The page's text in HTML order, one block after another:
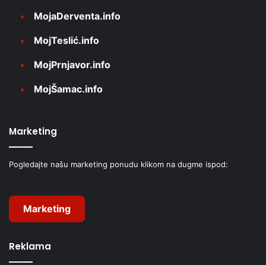
MojaDerventa.info
MojTeslić.info
MojPrnjavor.info
MojŠamac.info
Marketing
Pogledajte našu marketing ponudu klikom na dugme ispod:
Marketing
Reklama